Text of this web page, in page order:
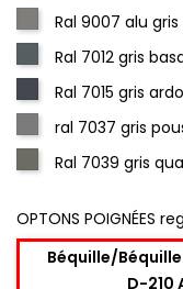
Ral 9007 alu gris
Ral 7012 gris
Ral 7015 gris
ral 7037 gris
Ral 7039 gris
OPTONS POIGNÉES
Béquille/
D-210